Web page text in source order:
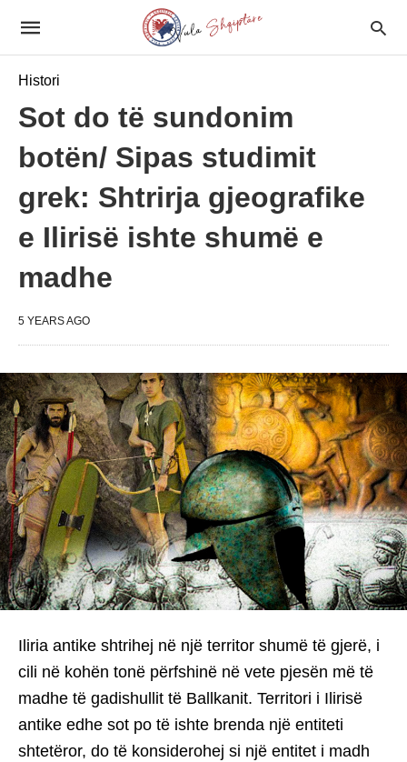
Histori
Sot do të sundonim
botën/ Sipas studimit
grek: Shtrirja gjeografike
e Ilirisë ishte shumë e
madhe
5 YEARS AGO
Iliria antike shtrihej në një territor shumë të gjerë, i
cili në kohën tonë përfshinë në vete pjesën më të
madhe të gadishullit të Ballkanit. Territori i Ilirisë
antike edhe sot po të ishte brenda një entiteti
shtetëror, do të konsiderohej si një entitet i madh